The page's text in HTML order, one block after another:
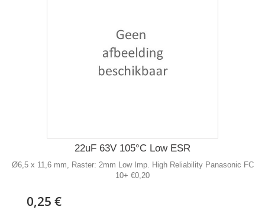
22uF 63V 105°C Low ESR
Ø6,5 x 11,6 mm, Raster: 2mm Low Imp. High Reliability Panasonic FC
10+ €0,20
0,25 €